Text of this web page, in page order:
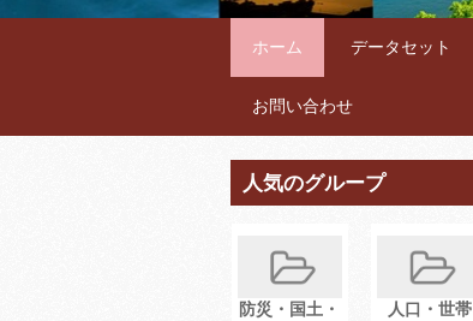
ホーム データセット
お問い合わせ
人気のグループ
防災・国土・
人口・世帯